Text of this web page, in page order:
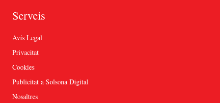
Serveis
Avís Legal
Privacitat
Cookies
Publicitat a Solsona Digital
Nosaltres